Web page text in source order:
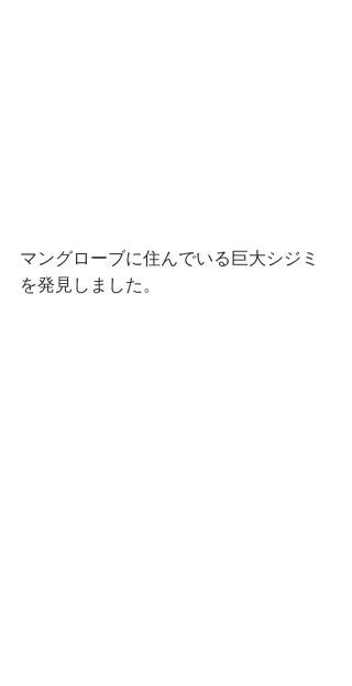
マングローブに住んでいる巨大シジミ
を発見しました。